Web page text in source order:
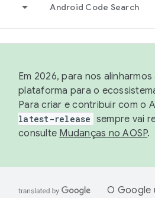
Android Code Search
Em 2026, para nos
plataforma para o
Para criar e contribuir com o
latest-release sempre vai
consulte Mudanças no AOSP.
O Google